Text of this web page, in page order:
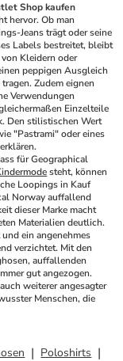
Shop kaufen
hervor. Ob man
Jeans trägt oder seine
Labels bestreitet, bleibt
Kleidern oder
peppigen Ausgleich
Zudem eignen
Verwendungen
Einzelteile
Den stilistischen Wert
"Pastrami" oder eines
für Geographical
steht, können
Loopings in Kauf
Norway auffallend
dieser Marke macht
Materialien deutlich.
ein angenehmes
verzichtet. Mit den
auffallenden
gut angezogen.
weiterer angesagter
Menschen, die
Poloshirts